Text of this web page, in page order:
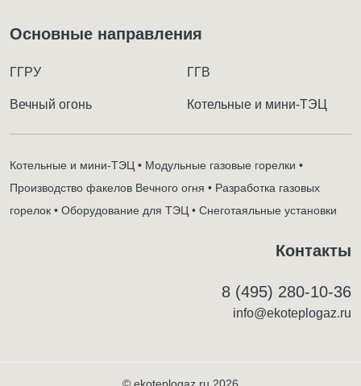
Основные направления
ГГРУ ГГВ
Вечный огонь Котельные и мини-ТЭЦ
Котельные и мини-ТЭЦ • Модульные газовые горелки •
Производство факелов Вечного огня • Разработка газовых
горелок • Оборудование для ТЭЦ • Снеготаяльные установки
Контакты
8 (495) 280-10-36
info@ekoteplogaz.ru